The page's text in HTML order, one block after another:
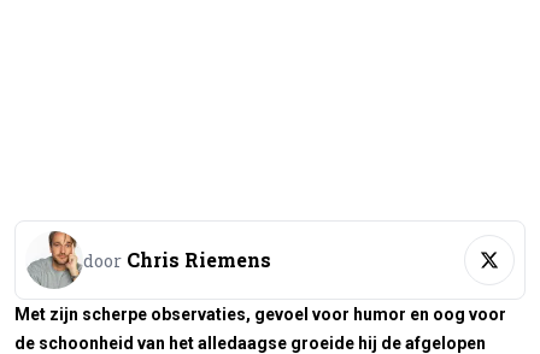
door Chris Riemens
Met zijn scherpe observaties, gevoel voor humor en oog voor
de schoonheid van het alledaagse groeide hij de afgelopen